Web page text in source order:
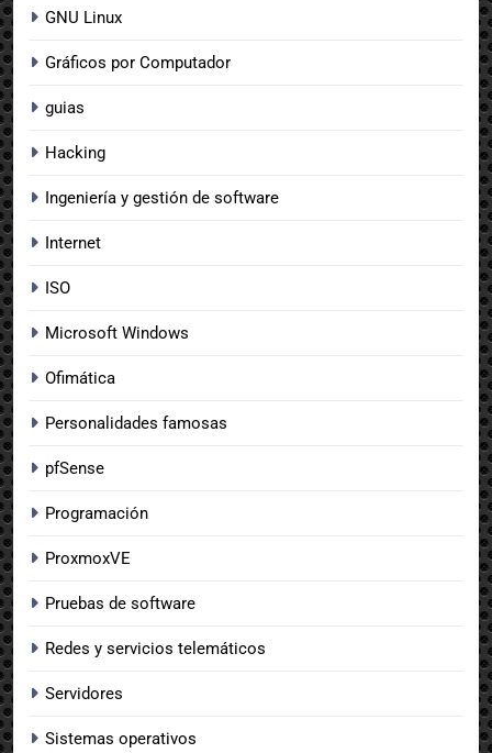
GNU Linux
Gráficos por Computador
guias
Hacking
Ingeniería y gestión de software
Internet
ISO
Microsoft Windows
Ofimática
Personalidades famosas
pfSense
Programación
ProxmoxVE
Pruebas de software
Redes y servicios telemáticos
Servidores
Sistemas operativos